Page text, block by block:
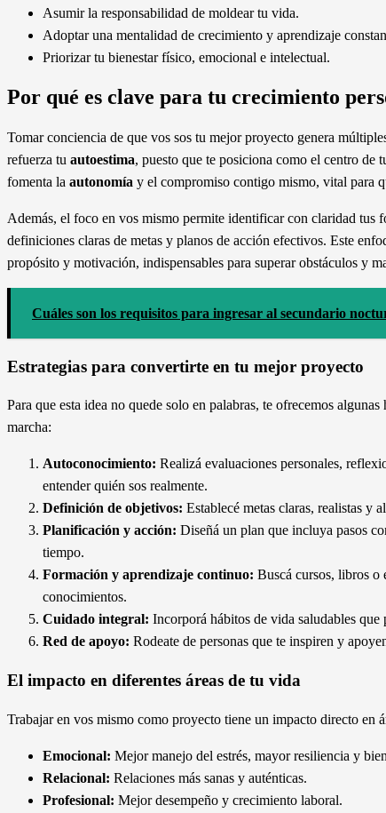
Asumir la responsabilidad de moldear tu vida.
Adoptar una mentalidad de crecimiento y aprendizaje
Priorizar tu bienestar físico, emocional e intelectual.
Por qué es clave para tu crecimiento
Tomar conciencia de que vos sos tu mejor proyecto genera
refuerza tu autoestima, puesto que te posiciona como el centro
fomenta la autonomía y el compromiso contigo mismo, vital para
Además, el foco en vos mismo permite identificar con claridad tus
definiciones claras de metas y planos de acción efectivos. Este
propósito y motivación, indispensables para superar obstáculos y
Cuáles son los requisitos para ingresar al secundario
Estrategias para convertirte en tu mejor proyecto
Para que esta idea no quede solo en palabras, te ofrecemos
marcha:
Autoconocimiento: Realizá evaluaciones personales,
entender quién sos realmente.
Definición de objetivos: Establecé metas claras, realistas y
Planificación y acción: Diseñá un plan que incluya pasos
tiempo.
Formación y aprendizaje continuo: Buscá cursos, libros o
conocimientos.
Cuidado integral: Incorporá hábitos de vida saludables que
Red de apoyo: Rodeate de personas que te inspiren y
El impacto en diferentes áreas de tu vida
Trabajar en vos mismo como proyecto tiene un impacto directo en
Emocional: Mejor manejo del estrés, mayor resiliencia y
Relacional: Relaciones más sanas y auténticas.
Profesional: Mejor desempeño y crecimiento laboral.